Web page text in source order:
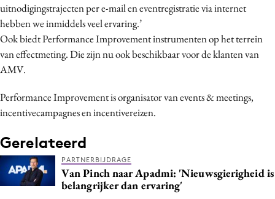
Carriere
Contentmarketing
Craft
Customer Experience
Design
Digital transformation
Diversiteit
Effectiviteit
Gedragsverandering
Influencer marketing
uitnodigingstrajecten per e-mail en eventregistratie via internet
hebben we inmiddels veel ervaring.’
Ook biedt Performance Improvement instrumenten op het terrein
van effectmeting. Die zijn nu ook beschikbaar voor de klanten van
AMV.
Performance Improvement is organisator van events & meetings,
incentivecampagnes en incentivereizen.
Gerelateerd
PARTNERBIJDRAGE
Van Pinch naar Apadmi: 'Nieuwsgierigheid is
belangrijker dan ervaring'